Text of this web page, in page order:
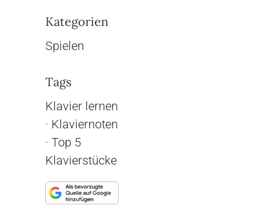
Kategorien
Spielen
Tags
Klavier lernen
· Klaviernoten
· Top 5
Klavierstücke